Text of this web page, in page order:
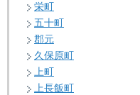
栄町
五十町
郡元
久保原町
上町
上長飯町